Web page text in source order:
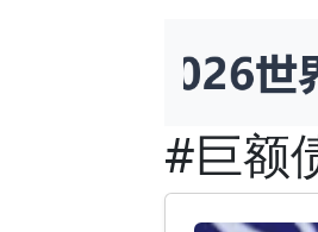
#巨额